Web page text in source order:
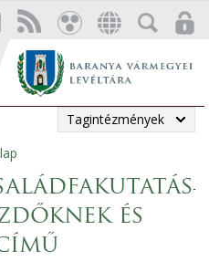
Tagintézmények
és